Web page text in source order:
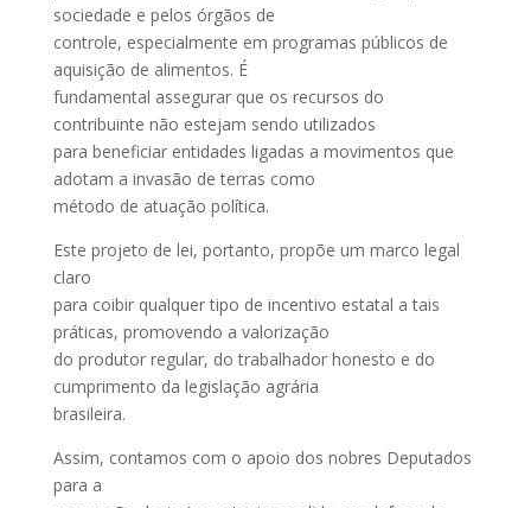
sociedade e pelos órgãos de
controle, especialmente em programas públicos de
aquisição de alimentos. É
fundamental assegurar que os recursos do
contribuinte não estejam sendo utilizados
para beneficiar entidades ligadas a movimentos que
adotam a invasão de terras como
método de atuação política.
Este projeto de lei, portanto, propõe um marco legal
claro
para coibir qualquer tipo de incentivo estatal a tais
práticas, promovendo a valorização
do produtor regular, do trabalhador honesto e do
cumprimento da legislação agrária
brasileira.
Assim, contamos com o apoio dos nobres Deputados
para a